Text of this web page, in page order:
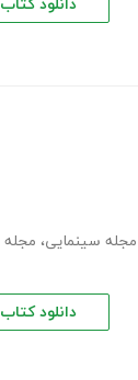
دانلود کتاب
مجله سینمایی، مجله
دانلود کتاب